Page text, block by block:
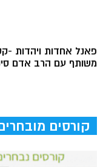
פאנל אחדות ויהדות -
משותף עם הרב אדם
קורסים